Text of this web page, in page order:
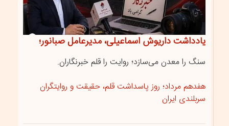
یادداشت داریوش اسماعیلی، مدیرعامل صبانور؛
سنگ را معدن می‌سازد؛ روایت را قلم خبرنگاران.
هفدهم مرداد؛ روز پاسداشت قلم، حقیقت و روایتگران
سربلندی ایران